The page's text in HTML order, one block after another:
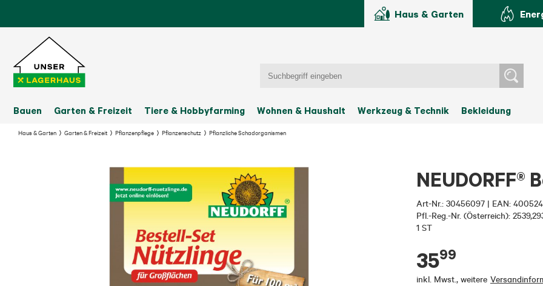
Haus & Garten
Bauen Garten & Freizeit Tiere & Hobbyfarming Wohnen & Haushalt Werkzeug & Technik Bekleidung
Haus & Garten Garten & Freizeit Pflanzenpflege Pflanzenschutz Pflanzliche Schadorganismen
NEUDORFF®
Art-Nr.: 30456097 | EAN:
Pfl.-Reg.-Nr. (Österreich):
1 ST
3599
inkl. Mwst., weitere